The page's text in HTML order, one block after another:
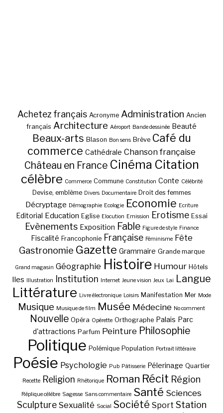
Achetez français Acronyme Administration Ancien
français Architecture Aéroport Bande dessinée Beauté
Beaux-arts Blason Bon sens Brève Café du
commerce Cathédrale Chanson française
Château en France Cinéma Citation
célèbre Commerce Commune Constitution Conte Célébrité
Devise, emblème Divers Documentaire Droit des femmes
Décryptage Démographie Ecologie Economie Ecriture
Editorial Education Eglise Elocution Emission Erotisme Essai
Evènements Exposition Fable Figure de style Finance
Fiscalité Francophonie Française Féminisme Fête
Gastronomie Gazette Grammaire Grande marque
Grand magasin Géographie Histoire Humour Hôtels
Iles Illustration Institution Internet Jeune vision Jeux Lai Langue
Littérature Livre électronique Loisirs Manifestation Mer Mode
Musique Musique de film Musée Médecine No comment
Nouvelle Opéra Opérette Orthographe Palais Parc
d'attractions Parfum Peinture Philosophie
Politique Polémique Population Portrait littéraire
Poésie Psychologie Pub Pâtisserie Pélerinage Quartier
Recette Religion Rhétorique Roman Récit Région
Réplique célèbre Sagesse Sans commentaire Santé Sciences
Sculpture Sexualité Social Société Sport Station